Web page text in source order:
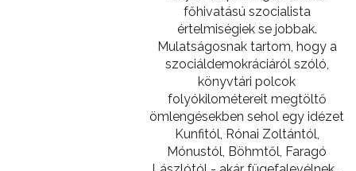
főhivatású szocialista
értelmiségiek se jobbak.
Mulatságosnak tartom, hogy a
szociáldemokráciáról szóló,
könyvtári polcok
folyókilométereit megtöltő
ömlengésekben sehol egy idézet
Kunfitól, Rónai Zoltántól,
Mónustól, Böhmtől, Faragó